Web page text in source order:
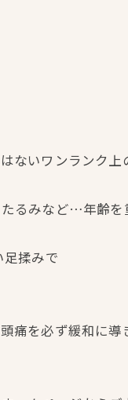
ないワンランク
たるみなど…年齢
足揉みで
痛を必ず緩和に